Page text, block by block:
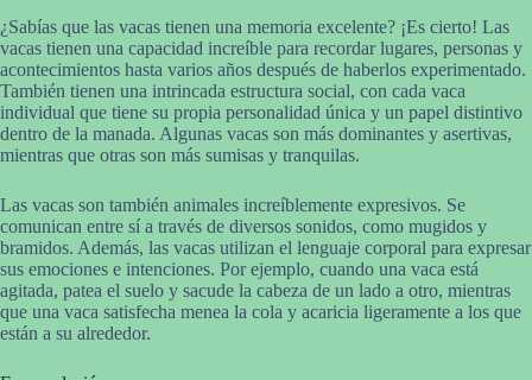
¿Sabías que las vacas tienen una memoria excelente? ¡Es cierto! Las
vacas tienen una capacidad increíble para recordar lugares, personas y
acontecimientos hasta varios años después de haberlos experimentado.
También tienen una intrincada estructura social, con cada vaca
individual que tiene su propia personalidad única y un papel distintivo
dentro de la manada. Algunas vacas son más dominantes y asertivas,
mientras que otras son más sumisas y tranquilas.
Las vacas son también animales increíblemente expresivos. Se
comunican entre sí a través de diversos sonidos, como mugidos y
bramidos. Además, las vacas utilizan el lenguaje corporal para expresar
sus emociones e intenciones. Por ejemplo, cuando una vaca está
agitada, patea el suelo y sacude la cabeza de un lado a otro, mientras
que una vaca satisfecha menea la cola y acaricia ligeramente a los que
están a su alrededor.